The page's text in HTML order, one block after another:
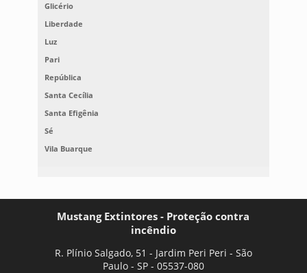
Glicério
Liberdade
Luz
Pari
República
Santa Cecília
Santa Efigênia
Sé
Vila Buarque
Mustang Extintores - Proteção contra
incêndio
R. Plínio Salgado, 51 - Jardim Peri Peri - São
Paulo - SP - 05537-080